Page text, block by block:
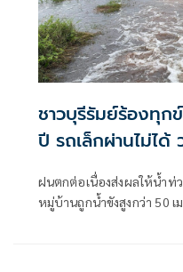
ชาวบุรีรัมย์ร้องทุก
ปี รถเล็กผ่านไม่ได้
ฝนตกต่อเนื่องส่งผลให้น้ำท่
หมู่บ้านถูกน้ำขังสูงกว่า 50 เ